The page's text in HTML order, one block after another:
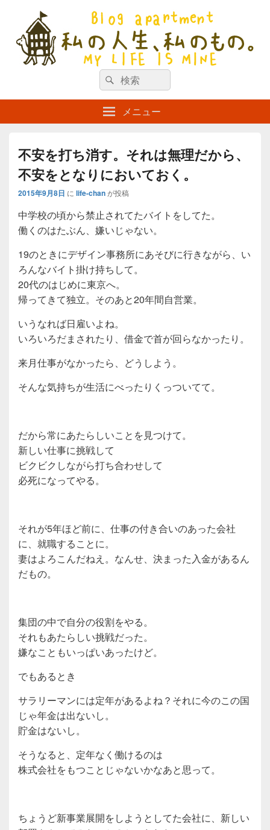
私の人生、私のもの。【新館】
検
索
対
象:
検
索
メニュー
不安を打ち消す。それは無理だから、
不安をとなりにおいておく。
2015年9月8日 に life-chanが投稿
中学校の頃から禁止されてたバイトをしてた。
働くのはたぶん、嫌いじゃない。
19のときにデザイン事務所にあそびに行きながら、い
ろんなバイト掛け持ちして。
20代のはじめに東京へ。
帰ってきて独立。そのあと20年間自営業。
いうなれば日雇いよね。
いろいろだまされたり、借金で首が回らなかったり。
来月仕事がなかったら、どうしよう。
そんな気持ちが生活にべったりくっついてて。
だから常にあたらしいことを見つけて。
新しい仕事に挑戦して
ビクビクしながら打ち合わせして
必死になってやる。
それが5年ほど前に、仕事の付き合いのあった会社
に、就職することに。
妻はよろこんだねえ。なんせ、決まった入金があるん
だもの。
集団の中で自分の役割をやる。
それもあたらしい挑戦だった。
嫌なこともいっぱいあったけど。
でもあるとき
サラリーマンには定年があるよね？それに今のこの国
じゃ年金は出ないし。
貯金はないし。
そうなると、定年なく働けるのは
株式会社をもつことじゃないかなあと思って。
ちょうど新事業展開をしようとしてた会社に、新しい